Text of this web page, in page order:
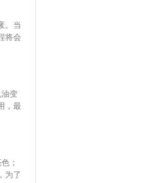
不
、
增
了发
汽
杂
。当
将会
，
行
，可
检
动
变
，最
法
只
相
没有
；
为了